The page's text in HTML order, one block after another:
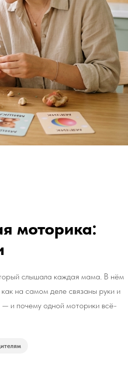
моторика:
слышала каждая мама. В нём
на самом деле связаны руки и
и почему одной моторики всё-